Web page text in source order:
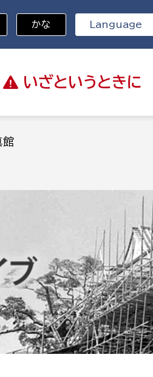
いざと いうときに
プ 避難場所
ルギー
財産管理課
契約検査課
市税総務課
市民税課
資産税課
かな Language
館